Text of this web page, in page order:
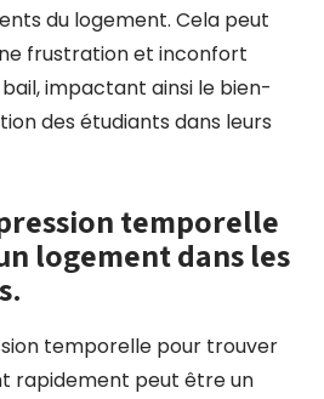
du logement. Cela peut
frustration et inconfort
impactant ainsi le bien-
des étudiants dans leurs
temporelle
logement dans les
temporelle pour trouver
rapidement peut être un